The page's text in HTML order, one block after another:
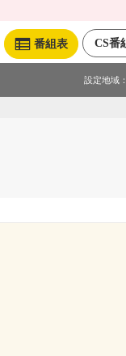
CS番
番組表
設定地域：